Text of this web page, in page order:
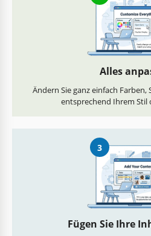
Alles
Ändern Sie ganz einfach
entsprechend Ihrem Stil
3
Fügen Sie Ihre